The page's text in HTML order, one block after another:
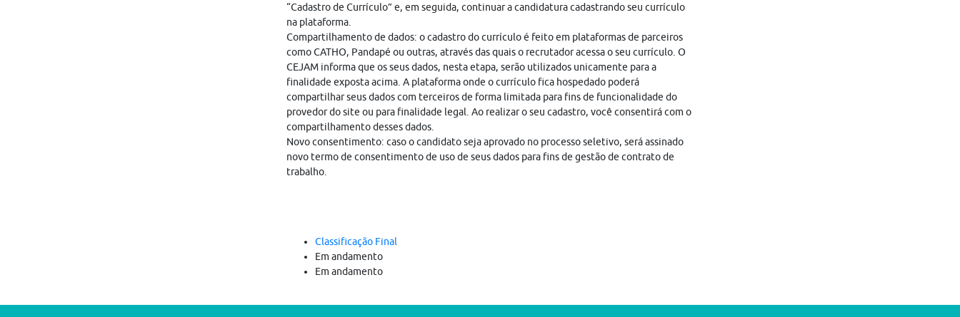
“Cadastro de Currículo” e, em seguida, continuar a candidatura cadastrando seu currículo
na plataforma.
Compartilhamento de dados: o cadastro do currículo é feito em plataformas de parceiros
como CATHO, Pandapé ou outras, através das quais o recrutador acessa o seu currículo. O
CEJAM informa que os seus dados, nesta etapa, serão utilizados unicamente para a
finalidade exposta acima. A plataforma onde o currículo fica hospedado poderá
compartilhar seus dados com terceiros de forma limitada para fins de funcionalidade do
provedor do site ou para finalidade legal. Ao realizar o seu cadastro, você consentirá com o
compartilhamento desses dados.
Novo consentimento: caso o candidato seja aprovado no processo seletivo, será assinado
novo termo de consentimento de uso de seus dados para fins de gestão de contrato de
trabalho.
Classificação Final
Em andamento
Em andamento